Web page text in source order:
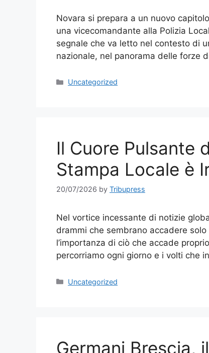
Novara si prepara a un nuovo
una vicecomandante alla Polizia
segnale che va letto nel contesto di
nazionale, nel panorama delle forze
Categories
Uncategorized
Il Cuore Pulsante
Stampa Locale è
20/07/2026 by Tribupress
Nel vortice incessante di notizie
drammi che sembrano accadere
l’importanza di ciò che accade
percorriamo ogni giorno e i volti che
Categories
Uncategorized
Germani Brescia,